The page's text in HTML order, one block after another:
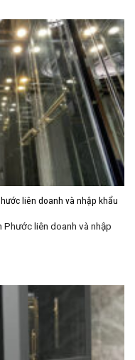
liên doanh và nhập khẩu
Phước liên doanh và nhập